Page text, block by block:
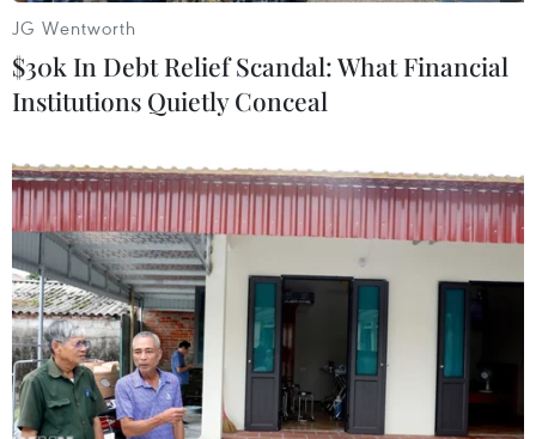
trong vụ đánh bom nhằm vào chiếc xe du lịch chở
đoàn khách Việt Nam đã xảy ra khiến 3 người Việt
Nam tử vong.
Play
Video
Đại sứ Việt Nam tại Ai Cập Trần Thành Công và
JG Wentworth
$30k In Debt Relief Scandal: What Financial
Institutions Quietly Conceal